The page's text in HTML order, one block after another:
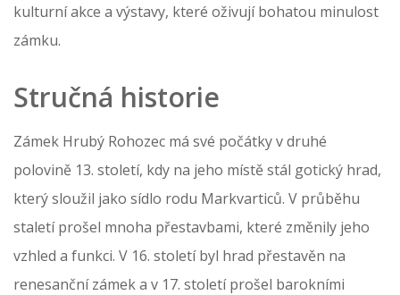
kulturní akce a výstavy, které oživují bohatou minulost
zámku.
Stručná historie
Zámek Hrubý Rohozec má své počátky v druhé
polovině 13. století, kdy na jeho místě stál gotický hrad,
který sloužil jako sídlo rodu Markvarticů. V průběhu
staletí prošel mnoha přestavbami, které změnily jeho
vzhled a funkci. V 16. století byl hrad přestavěn na
renesanční zámek a v 17. století prošel barokními